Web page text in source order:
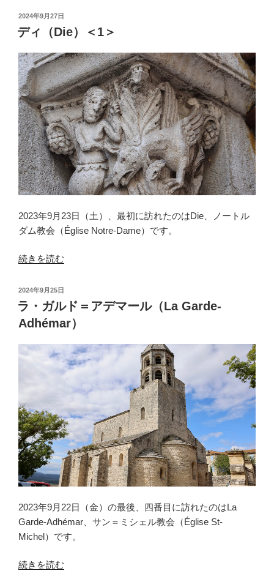
（Die）
＜
＞”
の
投
稿
日:
2024年9月27日
ディ（Die）＜1＞
2023年9月23日（土）、最初に訪れたのはDie、ノートル
ダム教会（Église Notre-Dame）です。
“デ
（Die）
＜
1
の
続きを読む
投
稿
日:
2024年9月25日
ラ・ガルド＝アデマール（La Garde-
Adhémar）
2023年9月22日（金）の最後、四番目に訪れたのはLa
Garde-Adhémar、サン＝ミシェル教会（Église St-
Michel）です。
“ラ・
続きを読む